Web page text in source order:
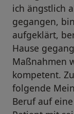
ich ängstlich
gegangen,
aufgeklärt,
Hause
Maßnahmen
kompetent.
folgende
Beruf auf